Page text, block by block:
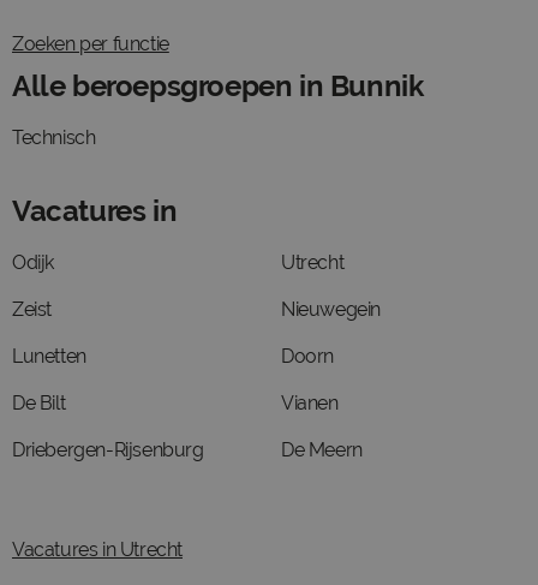
Zoeken per functie
Alle beroepsgroepen in Bunnik
Technisch
Vacatures in
Odijk
Zeist
Lunetten
De Bilt
Driebergen-Rijsenburg
Utrecht
Nieuwegein
Doorn
Vianen
De Meern
Vacatures in Utrecht